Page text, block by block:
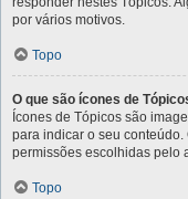
por vários motivos.
Topo
O que são ícones de
Ícones de Tópicos são
para indicar o seu
permissões escolhidas pelo
Topo